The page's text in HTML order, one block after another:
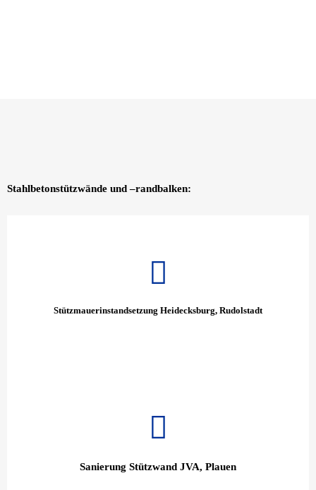
Stahlbetonstützwände und –randbalken:
Stützmauerinstandsetzung Heidecksburg, Rudolstadt
Sanierung Stützwand JVA, Plauen